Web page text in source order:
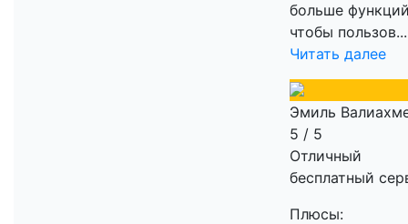
больше
чтобы пользов...
Читать далее
Эмиль
5 / 5
Отличный
бесплатный
Плюсы: